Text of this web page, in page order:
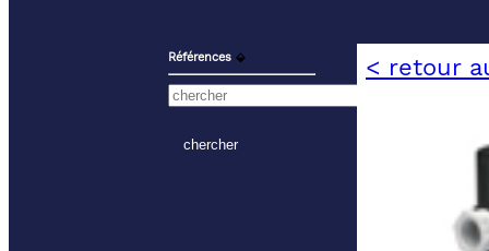
Références ⬙ < retour